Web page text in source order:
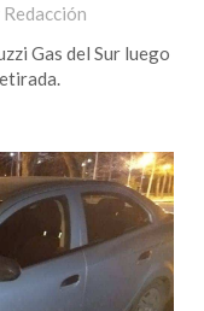
Redacción
Gas del Sur luego